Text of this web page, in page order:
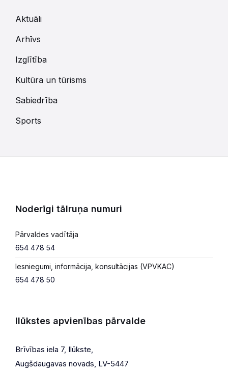
Aktuāli
Arhīvs
Izglītība
Kultūra un tūrisms
Sabiedrība
Sports
Noderīgi tālruņa numuri
Pārvaldes vadītāja
654 478 54
Iesniegumi, informācija, konsultācijas (VPVKAC)
654 478 50
Ilūkstes apvienības pārvalde
Brīvības iela 7, Ilūkste,
Augšdaugavas novads, LV-5447